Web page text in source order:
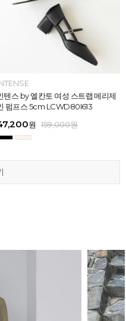
쯔 by 엘칸토 여성 크로스 와이드
트랩 컴포트 샌들 3.5cm LCWW27
원 159,000원
텐스 by 엘칸토 여성 스트랩 메리제
펌프스 5cm LCWD80I613
원 159,000원
텐스 by 엘칸토 여성 클래식 스트랩
퍼 2cm LCWD72I613
원 159,000원
쯔 by 엘칸토 여성 데이엔 스니커즈
LCWS20M613
원 189,000원
쯔 by 엘칸토 여성 크로스 와이드
트랩 컴포트 샌들 3.5cm LCWW27
원 159,000원
텐스 by 엘칸토 여성 스트랩 메리제
펌프스 5cm LCWD80I613
원 159,000원